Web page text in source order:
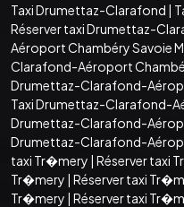
Taxi Drumettaz-Clarafond |
Réserver taxi Drumettaz-
Aéroport Chambéry Savoie
Clarafond-Aéroport
Drumettaz-Clarafond-
Taxi Drumettaz-Clarafond-
Drumettaz-Clarafond-
Drumettaz-Clarafond-
taxi Tr�mery | Réserver taxi
Tr�mery | Réserver taxi
Tr�mery | Réserver taxi